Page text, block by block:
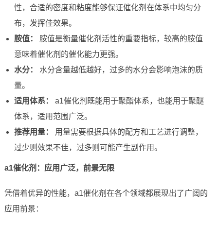
性，合适的密度和粘度能够保证催化剂在体系中均匀分
布，发挥佳效果。
胺值：
胺值是衡量催化剂活性的重要指标，较高的胺值
意味着催化剂的催化能力更强。
水分：
水分含量越低越好，过多的水分会影响泡沫的质
量。
适用体系：
a1催化剂既能用于聚酯体系，也能用于聚醚
体系，适用范围广泛。
推荐用量：
用量需要根据具体的配方和工艺进行调整，
过少则效果不佳，过多则可能产生副作用。
a1催化剂：应用广泛，前景无限
凭借着优异的性能，a1催化剂在各个领域都展现出了广阔的
应用前景：